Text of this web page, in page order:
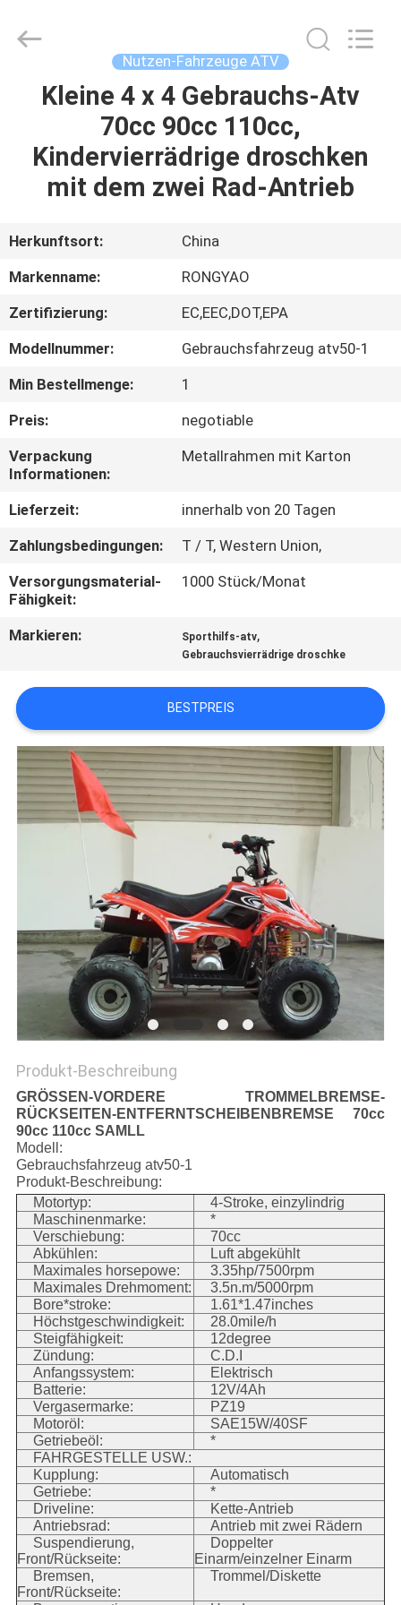
HAUS
PRODUKTE
UNS
AUSFLUG
QUALITÄTSKONTROLLE
TRETEN
SIE
MIT
UNS
VERBINDUNG
SIE
EIN
ZITAT
SITEMAP
DATENSCHUTZRICHTLINIE
Co.,Ltd.
Nutzen-Fahrzeuge ATV
Kleine 4 x 4 Gebrauchs-Atv
70cc 90cc 110cc,
Kindervierrädrige droschken
mit dem zwei Rad-Antrieb
Herkunftsort:
China
Markenname:
RONGYAO
Zertifizierung:
EC,EEC,DOT,EPA
Modellnummer:
Gebrauchsfahrzeug atv50-1
Min Bestellmenge:
1
Preis:
negotiable
Verpackung
Informationen:
Metallrahmen mit Karton
Lieferzeit:
innerhalb von 20 Tagen
Zahlungsbedingungen:
T / T, Western Union,
Versorgungsmaterial-
Fähigkeit:
1000 Stück/Monat
Markieren: Sporthilfs-atv,
Gebrauchsvierrädrige droschke
BESTPREIS
Produkt-Beschreibung
GRÖSSEN-VORDERE TROMMELBREMSE-
RÜCKSEITEN-ENTFERNTSCHEIBENBREMSE 70cc
90cc 110cc SAMLL
Modell:
Gebrauchsfahrzeug atv50-1
Produkt-Beschreibung:
Motortyp:
4-Stroke, einzylindrig
Maschinenmarke:
*
Verschiebung:
70cc
Abkühlen:
Luft abgekühlt
Maximales horsepowe:
3.35hp/7500rpm
Maximales Drehmoment:
3.5n.m/5000rpm
Bore*stroke:
1.61*1.47inches
Höchstgeschwindigkeit:
28.0mile/h
Steigfähigkeit:
12degree
Zündung:
C.D.I
Anfangssystem:
Elektrisch
Batterie:
12V/4Ah
Vergasermarke:
PZ19
Motoröl:
SAE15W/40SF
Getriebeöl:
*
FAHRGESTELLE USW.:
Kupplung:
Automatisch
Getriebe:
*
Driveline:
Kette-Antrieb
Antriebsrad:
Antrieb mit zwei Rädern
Suspendierung,
Front/Rückseite:
Doppelter
Einarm/einzelner Einarm
Bremsen,
Front/Rückseite:
Trommel/Diskette